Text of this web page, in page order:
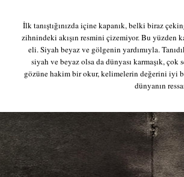
İlk tanıştığınızda içine kapanık, belki biraz
zihnindeki akışın resmini çizemiyor. Bu yüzden
eli. Siyah beyaz ve gölgenin yardımıyla.
siyah ve beyaz olsa da dünyası karmaşık,
gözüne hakim bir okur, kelimelerin değerini iyi
dünyanın